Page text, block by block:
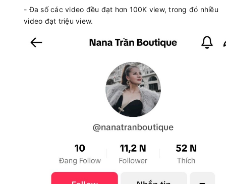
- Đa số các video đều đạt hơn 100K view, trong đó nhiều
video đạt triệu view.